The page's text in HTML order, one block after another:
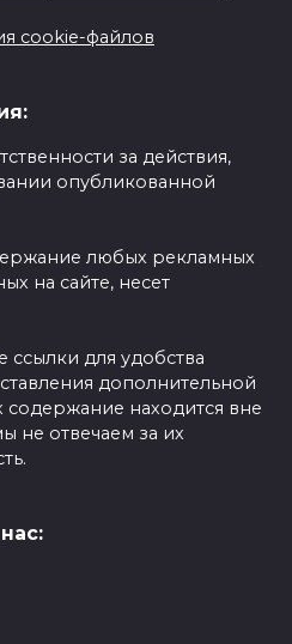
cookie-файлов
за действия,
опубликованной
любых рекламных
на сайте, несет
для удобства
дополнительной
находится вне
не отвечаем за их